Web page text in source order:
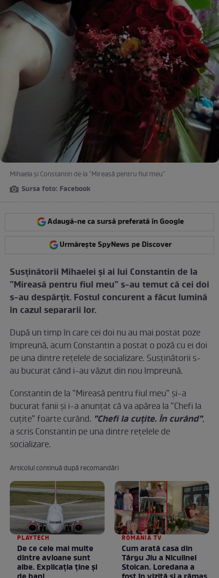
Mihaela și Constantin de la ”Mireasă pentru fiul meu”
Sursa foto: Facebook
Adaugă-ne ca sursă preferată în Google
Urmărește SpyNews pe Discover
Susținătorii Mihaelei și ai lui Constantin de la
”Mireasă pentru fiul meu” s-au temut că cei doi
s-au despărțit. Fostul concurent a făcut lumină
în cazul separarii lor.
După un timp în care cei doi nu au mai postat poze
împreună, acum Constantin a postat o poză cu ei doi
pe una dintre rețelele de socializare. Susținătorii s-
au bucurat când i-au văzut din nou împreună.
Constantin de la ”Mireasă pentru fiul meu” și-a
bucurat fanii și i-a anunțat că va apărea la ”Chefi la
cuțite” foarte curând. ”Chefi la cuțite. În curând”,
a scris Constantin pe una dintre rețelele de
socializare.
Articolul continuă după recomandări
PLAYTECH
De ce cele mai multe
dintre avioane sunt
albe. Explicația ține și
ROMANIA TV
Cum arată casa din
Târgu Jiu a Niculinei
Stoican. Loredana a